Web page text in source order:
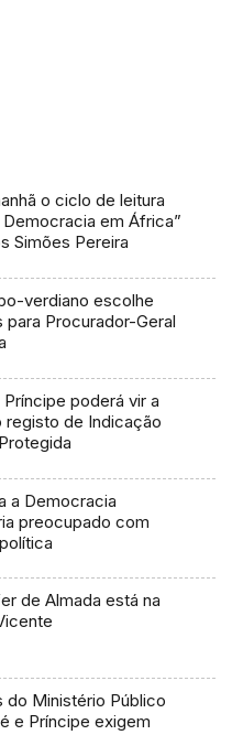
o ciclo de leitura
Democracia em África”
Simões Pereira
verdiano escolhe
para Procurador-Geral
poderá vir a
registo de Indicação
a Democracia
preocupado com
de Almada está na
do Ministério Público
e Príncipe exigem